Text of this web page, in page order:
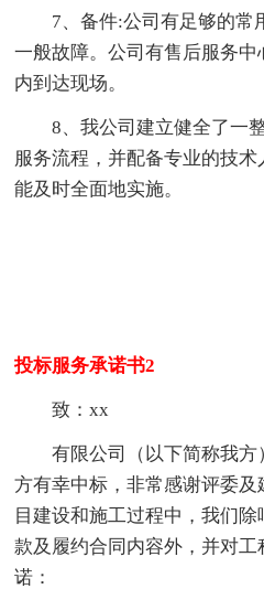
7、备件:公司有足够的常
一般故障。公司有售后服务
内到达现场。
8、我公司建立健全了一整
服务流程，并配备专业的技
能及时全面地实施。
投标服务承诺书2
致：xx
有限公司（以下简称我方
方有幸中标，非常感谢评委
目建设和施工过程中，我们
款及履约合同内容外，并对
诺：